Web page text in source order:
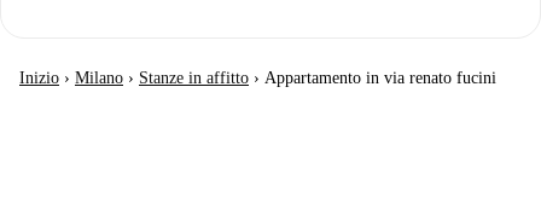
Inizio › Milano › Stanze in affitto › Appartamento in via renato fucini